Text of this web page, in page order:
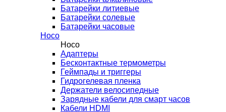
Батарейки литиевые
Батарейки солевые
Батарейки часовые
Hoco
Hoco
Адаптеры
Бесконтактные термометры
Геймпады и триггеры
Гидрогелевая пленка
Держатели велосипедные
Зарядные кабели для смарт часов
Кабели HDMI